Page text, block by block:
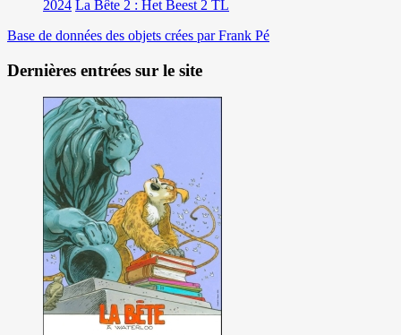
2024 La Bête 2 : Het Beest 2 TL
Base de données des objets crées par Frank Pé
Dernières entrées sur le site